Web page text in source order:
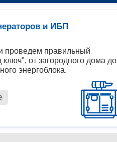
и ИБП
проведем правильный
от загородного дома до
энергоблока.